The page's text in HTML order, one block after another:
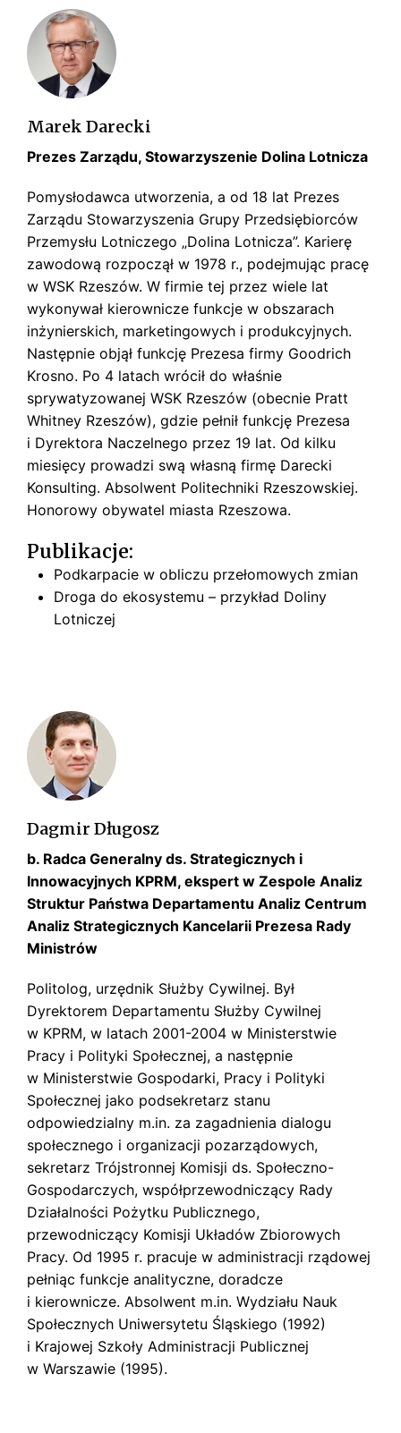
s
k
i
Marek Darecki
Prezes Zarządu, Stowarzyszenie Dolina Lotnicza
Pomysłodawca utworzenia, a od 18 lat Prezes
Zarządu Stowarzyszenia Grupy Przedsiębiorców
Przemysłu Lotniczego „Dolina Lotnicza”. Karierę
zawodową rozpoczął w 1978 r., podejmując pracę
w WSK Rzeszów. W firmie tej przez wiele lat
wykonywał kierownicze funkcje w obszarach
inżynierskich, marketingowych i produkcyjnych.
Następnie objął funkcję Prezesa firmy Goodrich
Krosno. Po 4 latach wrócił do właśnie
sprywatyzowanej WSK Rzeszów (obecnie Pratt
Whitney Rzeszów), gdzie pełnił funkcję Prezesa
i Dyrektora Naczelnego przez 19 lat. Od kilku
miesięcy prowadzi swą własną firmę Darecki
Konsulting. Absolwent Politechniki Rzeszowskiej.
Honorowy obywatel miasta Rzeszowa.
Publikacje:
Podkarpacie w obliczu przełomowych zmian
Droga do ekosystemu – przykład Doliny
Lotniczej
Dagmir Długosz
b. Radca Generalny ds. Strategicznych i
Innowacyjnych KPRM, ekspert w Zespole Analiz
Struktur Państwa Departamentu Analiz Centrum
Analiz Strategicznych Kancelarii Prezesa Rady
Ministrów
Politolog, urzędnik Służby Cywilnej. Był
Dyrektorem Departamentu Służby Cywilnej
w KPRM, w latach 2001-2004 w Ministerstwie
Pracy i Polityki Społecznej, a następnie
w Ministerstwie Gospodarki, Pracy i Polityki
Społecznej jako podsekretarz stanu
odpowiedzialny m.in. za zagadnienia dialogu
społecznego i organizacji pozarządowych,
sekretarz Trójstronnej Komisji ds. Społeczno-
Gospodarczych, współprzewodniczący Rady
Działalności Pożytku Publicznego,
przewodniczący Komisji Układów Zbiorowych
Pracy. Od 1995 r. pracuje w administracji rządowej
pełniąc funkcje analityczne, doradcze
i kierownicze. Absolwent m.in. Wydziału Nauk
Społecznych Uniwersytetu Śląskiego (1992)
i Krajowej Szkoły Administracji Publicznej
w Warszawie (1995).